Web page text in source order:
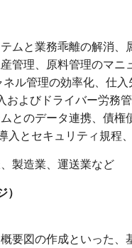
ムと業務乖離の解消
管理、原料管理のマ
ネル管理の効率化、仕
およびドライバー労務
とのデータ連携、債権
入とセキュリティ規程
製造業、運送業など
）
要図の作成といった